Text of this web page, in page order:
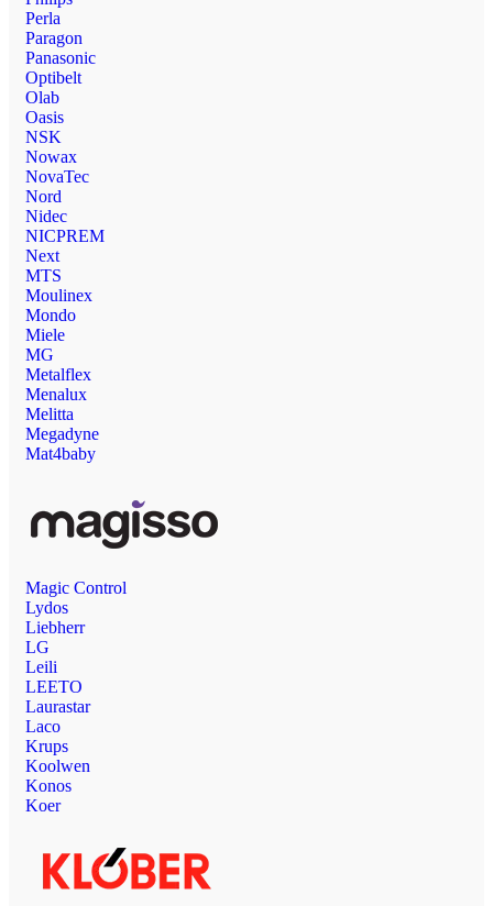
Perla
Paragon
Panasonic
Optibelt
Olab
Oasis
NSK
Nowax
NovaTec
Nord
Nidec
NICPREM
Next
MTS
Moulinex
Mondo
Miele
MG
Metalflex
Menalux
Melitta
Megadyne
Mat4baby
Magic Control
Lydos
Liebherr
LG
Leili
LEETO
Laurastar
Laco
Krups
Koolwen
Konos
Koer